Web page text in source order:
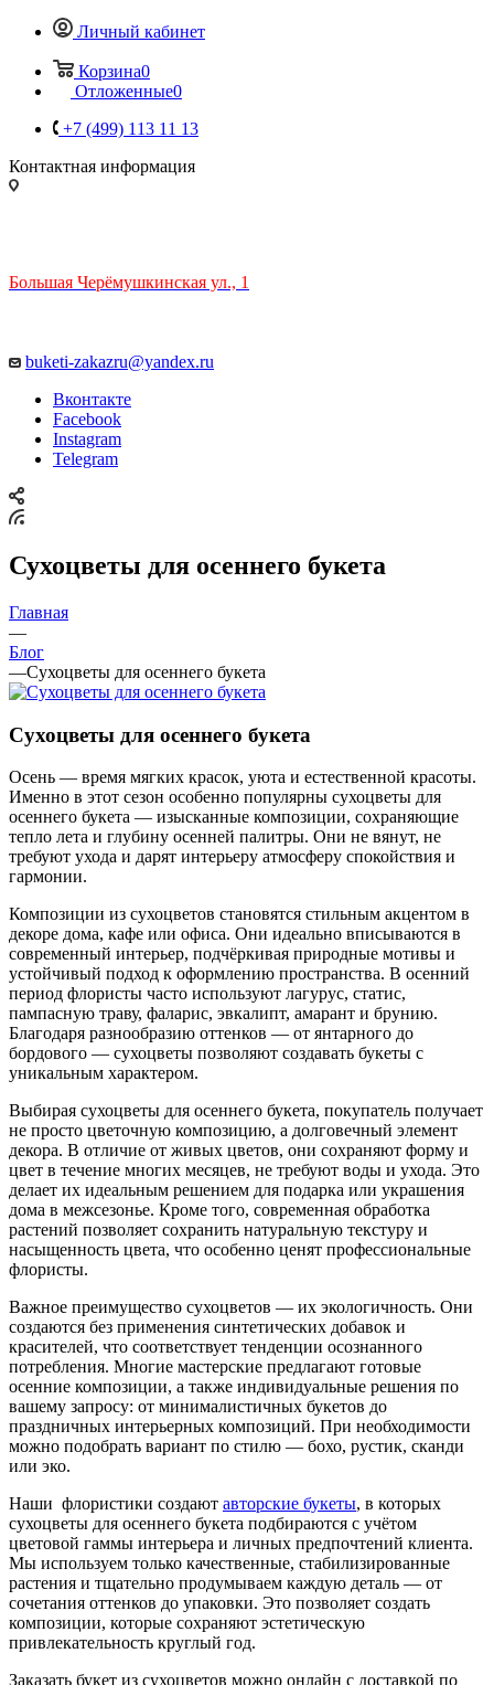
Личный кабинет
Корзина0
Отложенные0
+7 (499) 113 11 13
Контактная информация
Большая Черёмушкинская ул., 1
buketi-zakazru@yandex.ru
Вконтакте
Facebook
Instagram
Telegram
Сухоцветы для осеннего букета
Главная
—
Блог
—Сухоцветы для осеннего букета
Сухоцветы для осеннего букета
Осень — время мягких красок, уюта и естественной красоты.
Именно в этот сезон особенно популярны сухоцветы для
осеннего букета — изысканные композиции, сохраняющие
тепло лета и глубину осенней палитры. Они не вянут, не
требуют ухода и дарят интерьеру атмосферу спокойствия и
гармонии.
Композиции из сухоцветов становятся стильным акцентом в
декоре дома, кафе или офиса. Они идеально вписываются в
современный интерьер, подчёркивая природные мотивы и
устойчивый подход к оформлению пространства. В осенний
период флористы часто используют лагурус, статис,
пампасную траву, фаларис, эвкалипт, амарант и брунию.
Благодаря разнообразию оттенков — от янтарного до
бордового — сухоцветы позволяют создавать букеты с
уникальным характером.
Выбирая сухоцветы для осеннего букета, покупатель получает
не просто цветочную композицию, а долговечный элемент
декора. В отличие от живых цветов, они сохраняют форму и
цвет в течение многих месяцев, не требуют воды и ухода. Это
делает их идеальным решением для подарка или украшения
дома в межсезонье. Кроме того, современная обработка
растений позволяет сохранить натуральную текстуру и
насыщенность цвета, что особенно ценят профессиональные
флористы.
Важное преимущество сухоцветов — их экологичность. Они
создаются без применения синтетических добавок и
красителей, что соответствует тенденции осознанного
потребления. Многие мастерские предлагают готовые
осенние композиции, а также индивидуальные решения по
вашему запросу: от минималистичных букетов до
праздничных интерьерных композиций. При необходимости
можно подобрать вариант по стилю — бохо, рустик, сканди
или эко.
Наши флористики создают авторские букеты, в которых
сухоцветы для осеннего букета подбираются с учётом
цветовой гаммы интерьера и личных предпочтений клиента.
Мы используем только качественные, стабилизированные
растения и тщательно продумываем каждую деталь — от
сочетания оттенков до упаковки. Это позволяет создать
композиции, которые сохраняют эстетическую
привлекательность круглый год.
Заказать букет из сухоцветов можно онлайн с доставкой по